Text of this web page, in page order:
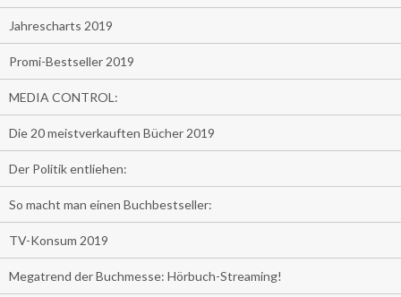
Jahrescharts 2019
Promi-Bestseller 2019
MEDIA CONTROL:
Die 20 meistverkauften Bücher 2019
Der Politik entliehen:
So macht man einen Buchbestseller:
TV-Konsum 2019
Megatrend der Buchmesse: Hörbuch-Streaming!